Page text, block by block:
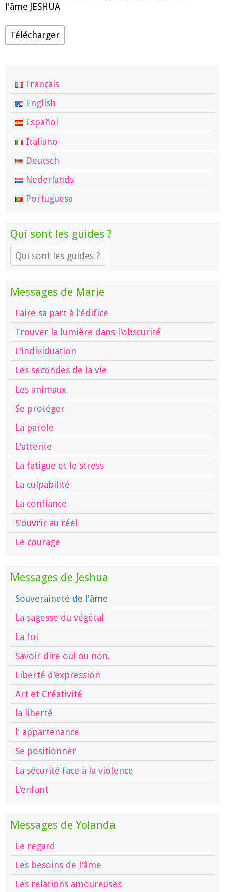
l'âme JESHUA
Télécharger
Français
English
Español
Italiano
Deutsch
Nederlands
Portuguesa
Qui sont les guides ?
Qui sont les guides ?
Messages de Marie
Faire sa part à l'édifice
Trouver la lumière dans l'obscurité
L'individuation
Les secondes de la vie
Les animaux
Se protéger
La parole
L'attente
La fatigue et le stress
La culpabilité
La confiance
S'ouvrir au réel
Le courage
Messages de Jeshua
Souveraineté de l'âme
La sagesse du végétal
La foi
Savoir dire oui ou non.
Liberté d'expression
Art et Créativité
la liberté
l' appartenance
Se positionner
La sécurité face à la violence
L'enfant
Messages de Yolanda
Le regard
Les besoins de l'âme
Les relations amoureuses